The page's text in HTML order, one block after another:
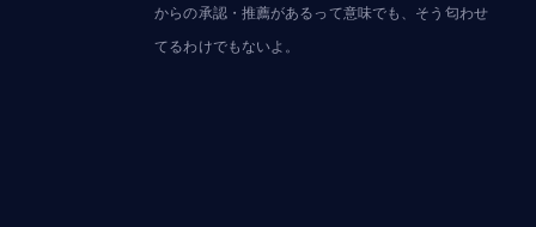
からの承認・推薦があるって意味でも、そう匂わせ
てるわけでもないよ。